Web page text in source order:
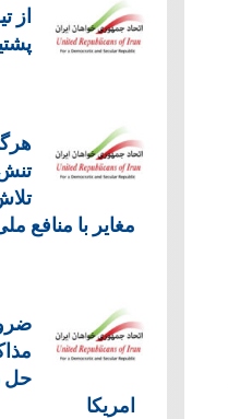
از
مغایر با منافع
حل
امریکا